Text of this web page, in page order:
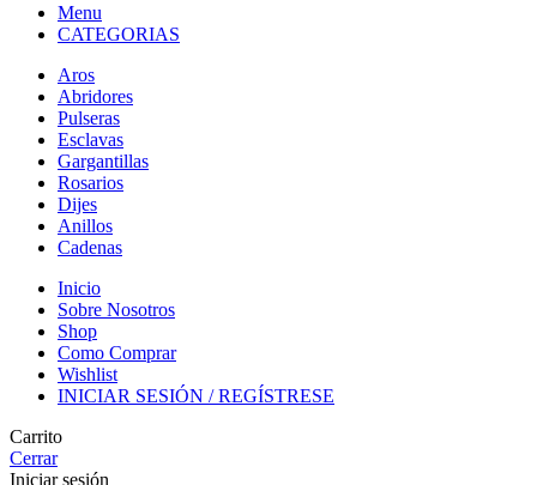
Menu
CATEGORIAS
Aros
Abridores
Pulseras
Esclavas
Gargantillas
Rosarios
Dijes
Anillos
Cadenas
Inicio
Sobre Nosotros
Shop
Como Comprar
Wishlist
INICIAR SESIÓN / REGÍSTRESE
Carrito
Cerrar
Iniciar sesión